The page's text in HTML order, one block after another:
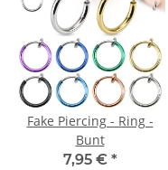
Fake Piercing - Ring -
Bunt
7,95 € *